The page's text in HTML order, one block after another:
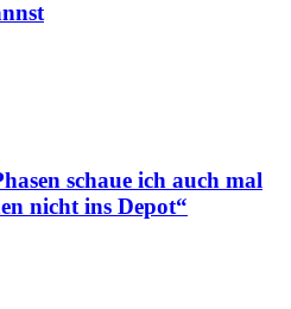
schaue ich auch mal
nicht ins Depot“